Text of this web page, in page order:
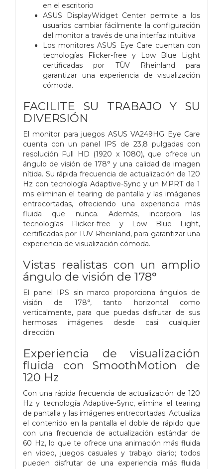
en el escritorio
ASUS DisplayWidget Center permite a los
usuarios cambiar fácilmente la configuración
del monitor a través de una interfaz intuitiva
Los monitores ASUS Eye Care cuentan con
tecnologías Flicker-free y Low Blue Light
certificadas por TÜV Rheinland para
garantizar una experiencia de visualización
cómoda.
FACILITE SU TRABAJO Y SU
DIVERSIÓN
El monitor para juegos ASUS VA249HG Eye Care
cuenta con un panel IPS de 23,8 pulgadas con
resolución Full HD (1920 x 1080), que ofrece un
ángulo de visión de 178° y una calidad de imagen
nítida. Su rápida frecuencia de actualización de 120
Hz con tecnología Adaptive-Sync y un MPRT de 1
ms eliminan el tearing de pantalla y las imágenes
entrecortadas, ofreciendo una experiencia más
fluida que nunca. Además, incorpora las
tecnologías Flicker-free y Low Blue Light,
certificadas por TÜV Rheinland, para garantizar una
experiencia de visualización cómoda.
Vistas realistas con un amplio
ángulo de visión de 178°
El panel IPS sin marco proporciona ángulos de
visión de 178°, tanto horizontal como
verticalmente, para que puedas disfrutar de sus
hermosas imágenes desde casi cualquier
dirección.
Experiencia de visualización
fluida con SmoothMotion de
120 Hz
Con una rápida frecuencia de actualización de 120
Hz y tecnología Adaptive-Sync, elimina el tearing
de pantalla y las imágenes entrecortadas. Actualiza
el contenido en la pantalla el doble de rápido que
con una frecuencia de actualización estándar de
60 Hz, lo que te ofrece una animación más fluida
en video, juegos casuales y trabajo diario; todos
pueden disfrutar de una experiencia más fluida